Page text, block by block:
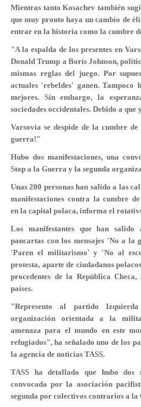
Mientras tanto Kosachev también
que muy pronto haya un cambio de
entrar en la historia como la cumbre
"A la espalda de los presentes en
Donald Trump a Boris Johnson,
mismas reglas del juego. Por
actuales 'rebeldes' ganen.
mejores. Sin embargo, la
sociedades occidentales. Debido a
Varsovia se despide de la cumbre
guerra!"
Hubo dos manifestaciones, una
Stop a la Guerra y la segunda
Unas 200 personas han salido a las
manifestaciones contra la cumbre
en la capital polaca, informa el
Los manifestantes que han
pancartas con los mensajes 'No a la
'Paren el militarismo' y 'No al
protesta, aparte de ciudadanos
procedentes de la República
países.
"Represento al partido
organización orientada a la
amenaza para el mundo en este
refugiados", ha señalado uno de los
la agencia de noticias TASS.
TASS ha detallado que hubo dos
convocada por la asociación
segunda por colectivos contrarios a la